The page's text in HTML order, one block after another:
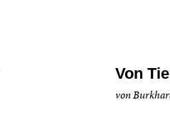
Von
von